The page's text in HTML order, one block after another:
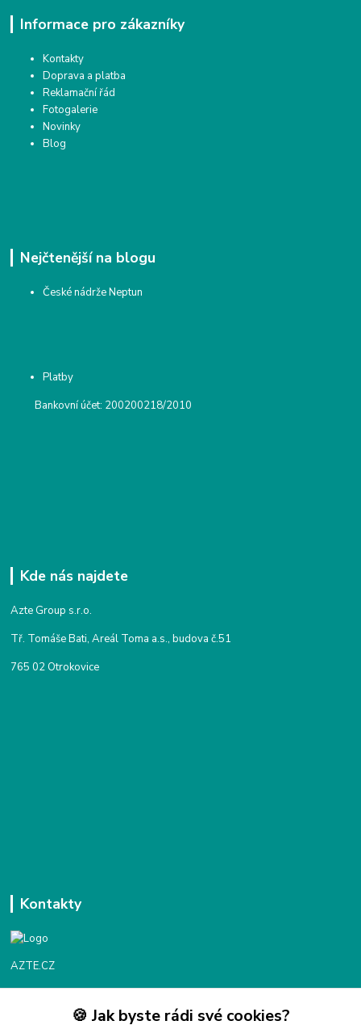
Informace pro zákazníky
Kontakty
Doprava a platba
Reklamační řád
Fotogalerie
Novinky
Blog
Nejčtenější na blogu
České nádrže Neptun
Platby
Bankovní účet: 200200218/2010
Kde nás najdete
Azte Group s.r.o.
Tř. Tomáše Bati, Areál Toma a.s., budova č.51
765 02 Otrokovice
Kontakty
AZTE.CZ
Objednávky / fakturace
🍪 Jak byste rádi své cookies?